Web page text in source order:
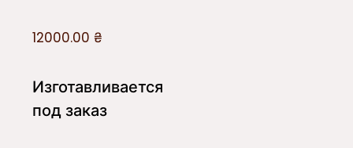
12000.00 ₴
Изготавливается
под заказ